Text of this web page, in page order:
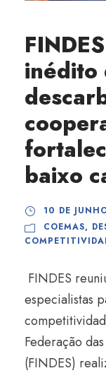
inédito
baixo
10 DE
COEMAS,
FINDES
especialistas
Federação
(FINDES)